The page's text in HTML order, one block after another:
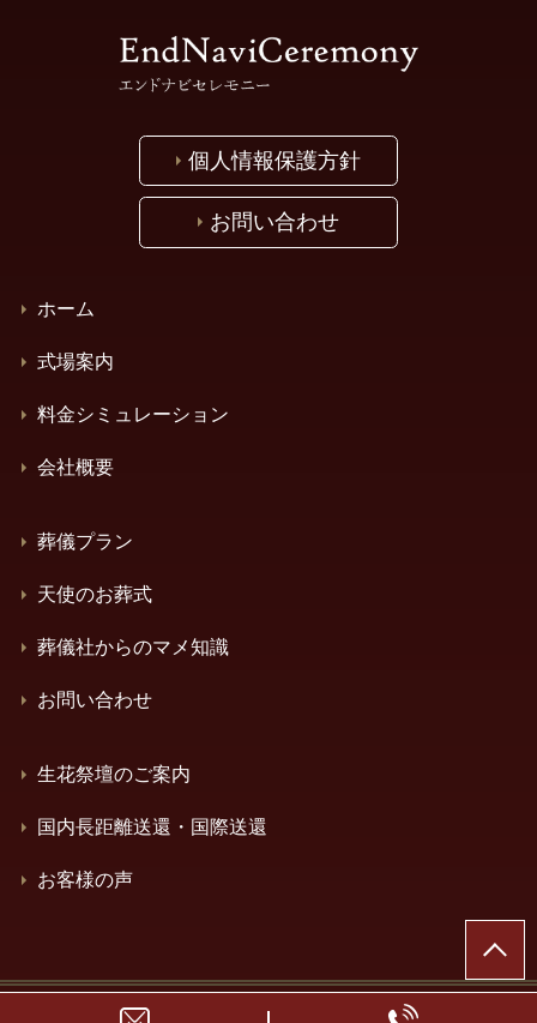
個人情報保護方針
お問い合わせ
ホーム
式場案内
料金シミュレーション
会社概要
葬儀プラン
天使のお葬式
葬儀社からのマメ知識
お問い合わせ
生花祭壇のご案内
国内長距離送還・国際送還
お客様の声
© 神奈川県横浜市の葬儀・家族葬はエンドナビセレモニ